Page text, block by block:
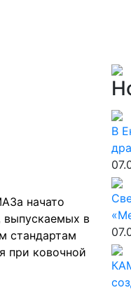
начато
выпускаемых в
стандартам
при ковочной
В